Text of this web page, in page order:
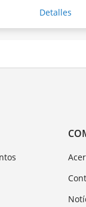
Detalles